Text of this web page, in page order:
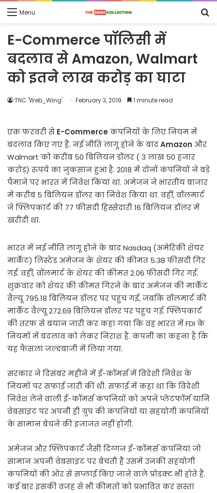
Menu
E-Commerce पॉलिसी में
बदलाव से Amazon, Walmart
को इतने लाख करोड़ का घाटा
TNC 'Web_Wing' February 3, 2019 1 minute read
एक फरवरी से E-Commerce कंपनियों के लिए नियम में
बदलाव किए गए हैं. नई नीति लागू होने के बादAmazon और
Walmart को करीब 50 बिलियन डॉलर ( 3 लाख 50 हजार
करोड़) रुपये का नुकसान हुआ है. 2018 में दोनों कंपनियों ने बड़े
पैमाने पर भारत में निवेश किया था. अमेजन ने भारतीय बाजार
में करीब 5 बिलियन डॉलर का निवेश किया था. वहीं, वॉलमार्ट
ने फ्लिपकार्ट की 77 फीसदी हिस्सेदारी 16 बिलियन डॉलर में
खरीदी था.
भारत में नई नीति लागू होने के बाद Nasdaq (अमेरिकी शेयर
मार्केट) लिस्टेड अमेजन के शेयर की कीमत 5.38 फीसदी गिर
गई. वहीं, वॉलमार्ट के शेयर की कीमत 2.06 फीसदी गिर गई.
शुक्रवार को शेयर की कीमत गिरने के बाद अमेजन की मार्केट
वैल्यू 795.18 बिलियन डॉलर पर पहुंच गई, जबकि वॉलमार्ट की
मार्केट वैल्यू 272.69 बिलियन डॉलर पर पहुंच गई. फ्लिपकार्ट
की तरफ से बयान जारी कर कहा गया कि वह भारत में FDI के
नियमों में बदलाव को लेकर निराश है. कंपनी का कहना है कि
यह फैसला जल्दबाजी में लिया गया.
सरकार ने दिसंबर महीने में ई-कॉमर्स में विदेशी निवेश के
नियमों पर सफाई जारी की थी. सफाई में कहा था कि विदेशी
निवेश लेने वाली ई-कॉमर्स कंपनियों को अपने प्लेटफॉर्म यानि
वेबसाइट पर अपनी ही ग्रुप की कंपनियों या सहयोगी कंपनियों
के सामान बेचने की इजाजत नहीं होगी.
अमेजन और फ्लिपकार्ट जैसी दिग्गज ई-कॉमर्स कंपनियां जो
सामान अपनी वेबसाइट पर बेचती हैं उसमें उनकी सहयोगी
कंपनियों की ओर से सप्लाई किए जाने वाले प्रोडक्ट भी होते हैं.
कई बार इसकी वजह से भी कीमतों को प्रभावित कर सस्ता